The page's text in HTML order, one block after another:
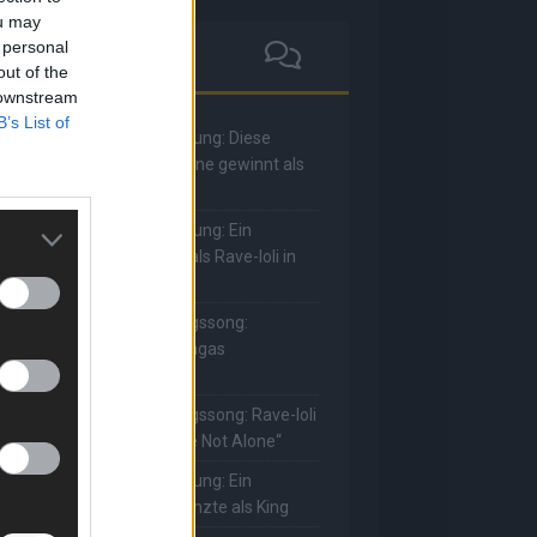
may
of the
List of
Masked Singer: Enthüllung: Diese
und Comedienne gewinnt als
Masked Singer: Enthüllung: Ein
Sänger hat sich als Rave-Ioli in
Herzen gesungen
Masked Singer: Lieblingssong:
kehrt mit Lady Gagas
zurück
Masked Singer: Lieblingssong: Rave-Ioli
erneut mit „You Are Not Alone“
Masked Singer: Enthüllung: Ein
Schauspieler glänzte als King